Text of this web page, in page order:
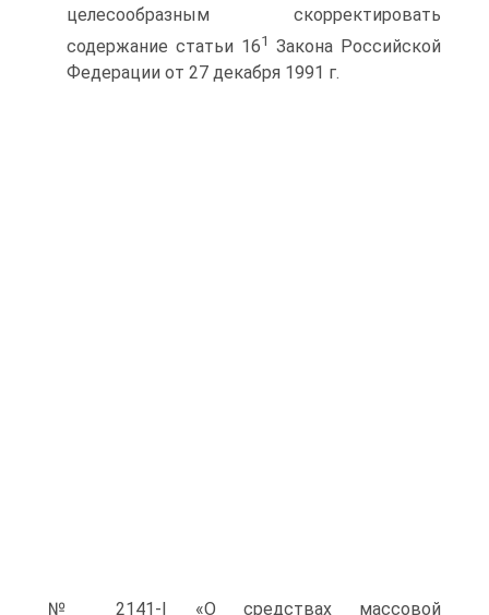
целесообразным скорректировать
содержание статьи 161 Закона Российской
Федерации от 27 декабря 1991 г.
№ 2141-I «О средствах массовой